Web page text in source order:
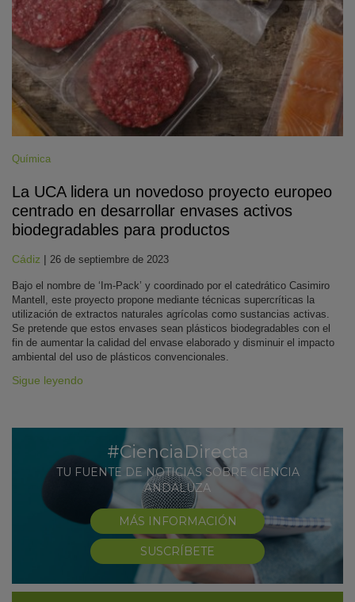
Química
La UCA lidera un novedoso proyecto europeo
centrado en desarrollar envases activos
biodegradables para productos
Cádiz | 26 de septiembre de 2023
Bajo el nombre de ‘Im-Pack’ y coordinado por el catedrático Casimiro
Mantell, este proyecto propone mediante técnicas supercríticas la
utilización de extractos naturales agrícolas como sustancias activas.
Se pretende que estos envases sean plásticos biodegradables con el
fin de aumentar la calidad del envase elaborado y disminuir el impacto
ambiental del uso de plásticos convencionales.
Sigue leyendo
#CienciaDirecta
TU FUENTE DE NOTICIAS SOBRE CIENCIA
ANDALUZA
MÁS INFORMACIÓN
SUSCRÍBETE